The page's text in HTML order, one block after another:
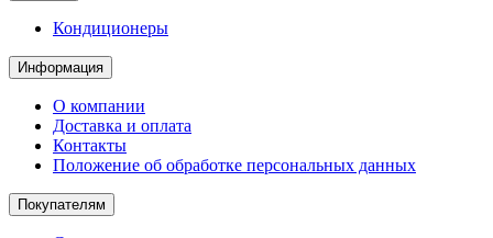
Кондиционеры
Информация
О компании
Доставка и оплата
Контакты
Положение об обработке персональных данных
Покупателям